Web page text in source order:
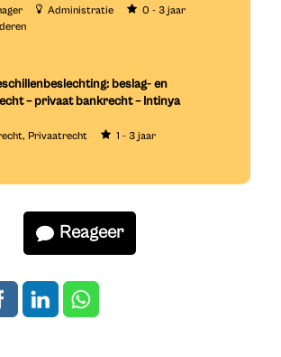
Administratie
0 - 3 jaar
beslag- en
– privaat bankrecht – Intinya
Privaatrecht 1 - 3 jaar
Reageer